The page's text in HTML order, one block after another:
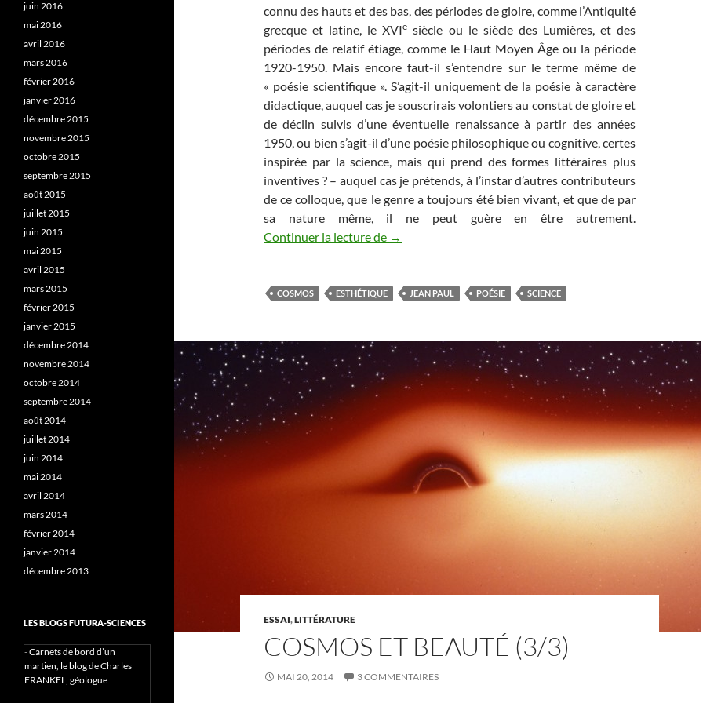
connu des hauts et des bas, des périodes de gloire, comme l’Antiquité
grecque et latine, le XVIe siècle ou le siècle des Lumières, et des
périodes de relatif étiage, comme le Haut Moyen Âge ou la période
1920-1950. Mais encore faut-il s’entendre sur le terme même de
« poésie scientifique ». S’agit-il uniquement de la poésie à caractère
didactique, auquel cas je souscrirais volontiers au constat de gloire et
de déclin suivis d’une éventuelle renaissance à partir des années
1950, ou bien s’agit-il d’une poésie philosophique ou cognitive, certes
inspirée par la science, mais qui prend des formes littéraires plus
inventives ? – auquel cas je prétends, à l’instar d’autres contributeurs
de ce colloque, que le genre a toujours été bien vivant, et que de par
sa nature même, il ne peut guère en être autrement.
Continuer la lecture de Renaissance de la Poésie Scientifique (1/5) : les
→
COSMOS ESTHÉTIQUE JEAN PAUL POÉSIE SCIENCE
ESSAI,LITTÉRATURE
COSMOS ET BEAUTÉ (3/3)
MAI 20, 2014 3 COMMENTAIRES
juin 2016
mai 2016
avril 2016
mars 2016
février 2016
janvier 2016
décembre 2015
novembre 2015
octobre 2015
septembre 2015
août 2015
juillet 2015
juin 2015
mai 2015
avril 2015
mars 2015
février 2015
janvier 2015
décembre 2014
novembre 2014
octobre 2014
septembre 2014
août 2014
juillet 2014
juin 2014
mai 2014
avril 2014
mars 2014
février 2014
janvier 2014
décembre 2013
LES BLOGS FUTURA-SCIENCES
-Carnets de bord d’un
martien, le blog de Charles
FRANKEL, géologue